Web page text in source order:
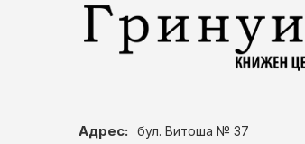
Адрес: бул. Витоша № 37